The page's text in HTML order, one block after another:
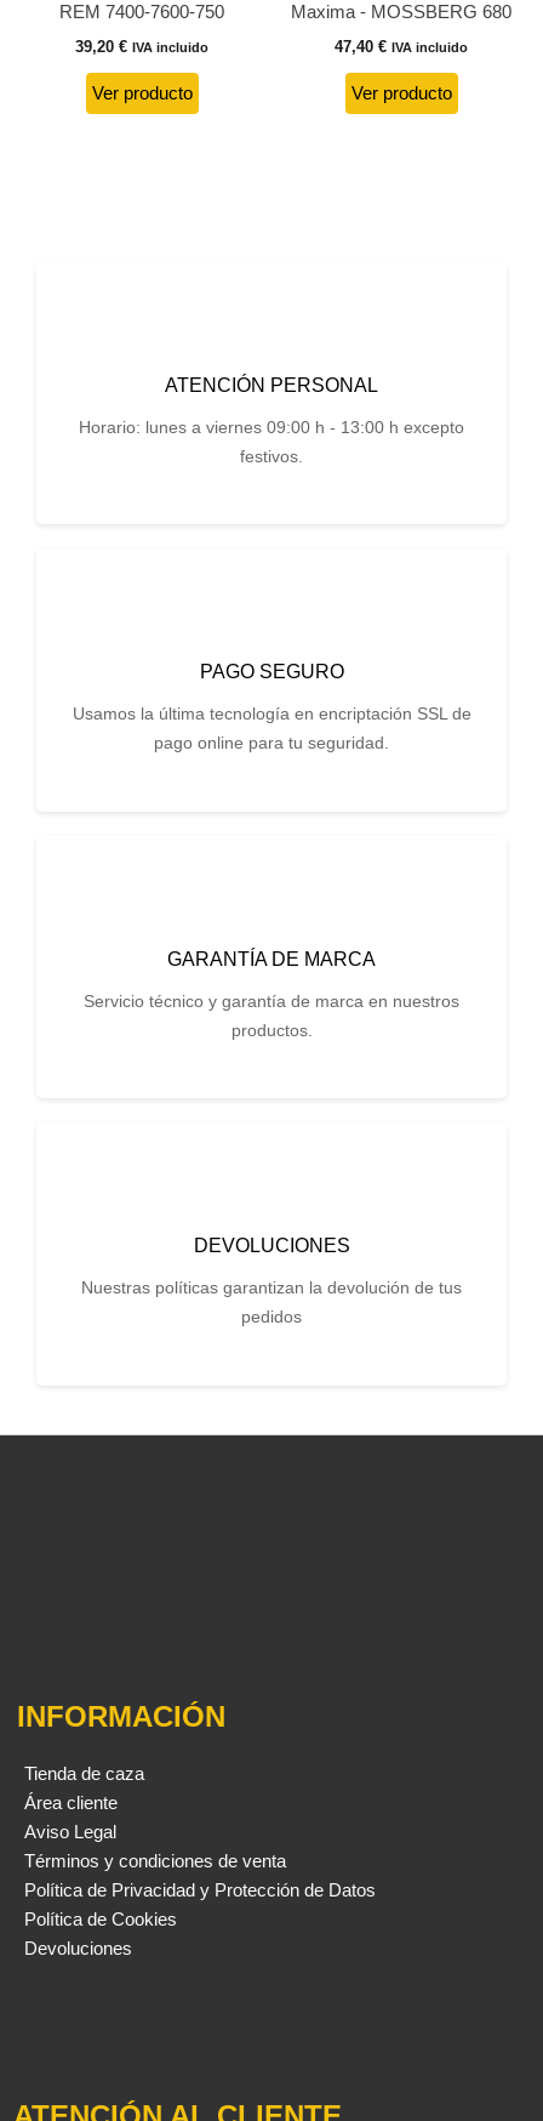
REM 7400-7600-750
39,20 € IVA incluido
Ver producto
Maxima - MOSSBERG 680
47,40 € IVA incluido
Ver producto
ATENCIÓN PERSONAL
Horario: lunes a viernes 09:00 h - 13:00 h excepto
festivos.
PAGO SEGURO
Usamos la última tecnología en encriptación SSL de
pago online para tu seguridad.
GARANTÍA DE MARCA
Servicio técnico y garantía de marca en nuestros
productos.
DEVOLUCIONES
Nuestras políticas garantizan la devolución de tus
pedidos
INFORMACIÓN
Tienda de caza
Área cliente
Aviso Legal
Términos y condiciones de venta
Política de Privacidad y Protección de Datos
Política de Cookies
Devoluciones